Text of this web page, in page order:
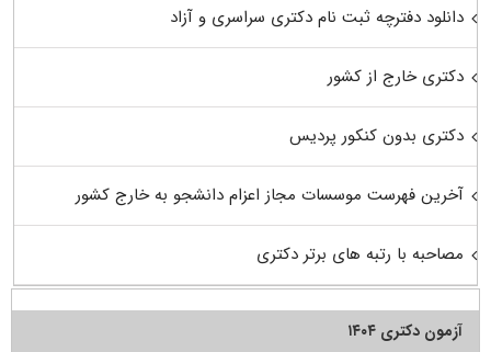
دانلود دفترچه ثبت نام دکتری سراسری و آزاد
دکتری خارج از کشور
دکتری بدون کنکور پردیس
آخرین فهرست موسسات مجاز اعزام دانشجو به خارج کشور
مصاحبه با رتبه های برتر دکتری
آزمون دکتری ۱۴۰۴